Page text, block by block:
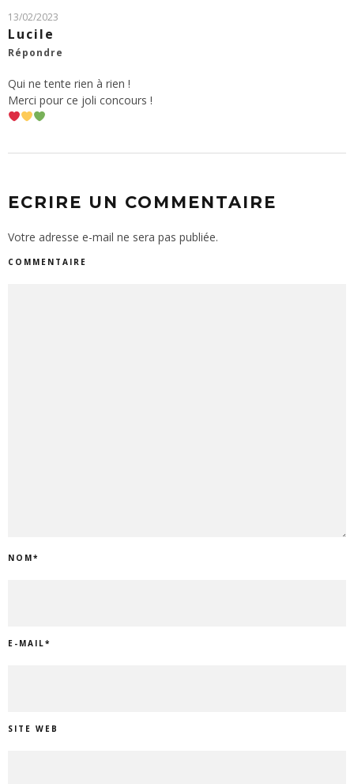
13/02/2023
Lucile
Répondre
Qui ne tente rien à rien !
Merci pour ce joli concours !
ECRIRE UN COMMENTAIRE
Votre adresse e-mail ne sera pas publiée.
COMMENTAIRE
NOM*
E-MAIL*
SITE WEB